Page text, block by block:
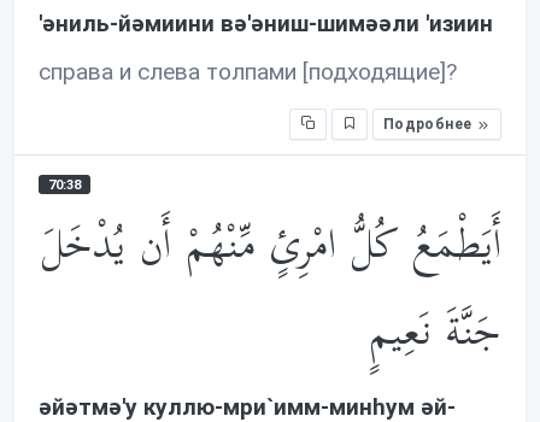
'əниль-йəмиини вə'əниш-шимəəли 'изиин
справа и слева толпами [подходящие]?
Подробнее
70:38
أَيَطْمَعُ كُلُّ امْرِئٍ مِّنْهُمْ أَن يُدْخَلَ
جَنَّةَ نَعِيمٍ
əйəтмə'у куллю-мри`имм-минhум əй-